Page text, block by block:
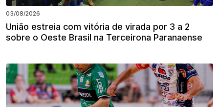
03/08/2026
União estreia com vitória de virada por 3 a 2
sobre o Oeste Brasil na Terceirona Paranaense